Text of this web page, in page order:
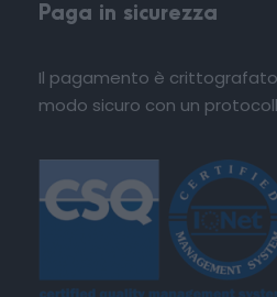
Paga in sicurezza
Il pagamento è
modo sicuro con un